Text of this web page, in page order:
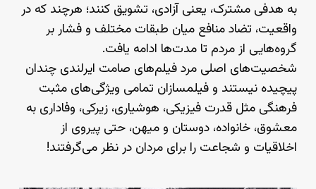
به هدفی مشترک، یعنی آزادی، تشویق کنند؛ هرچند که در
واقعیت، تضاد منافع میان طبقات مختلف و فشار بر
گروه‌هایی از مردم تا مدت‌ها ادامه یافت.
شخصیت‌های اصلی مرد فیلم‌های صامت ایرلندی چندان
پیچیده نیستند و فیلمسازان تمامی ویژگی‌‌های مثبت
فرهنگی مثل قدرت فیزیکی،‌ هوشیاری، زیرکی، وفاداری به
معشوق،‌ خانواده، دوستان و میهن، حتی پیروی از
اخلاقیات و شجاعت را برای مردان در نظر می‌گرفتند!